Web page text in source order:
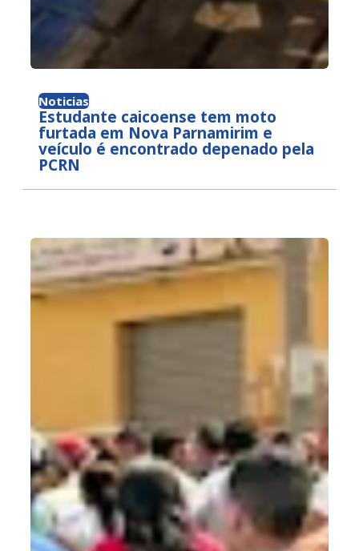
Noticias
Estudante caicoense tem moto
furtada em Nova Parnamirim e
veículo é encontrado depenado pela
PCRN